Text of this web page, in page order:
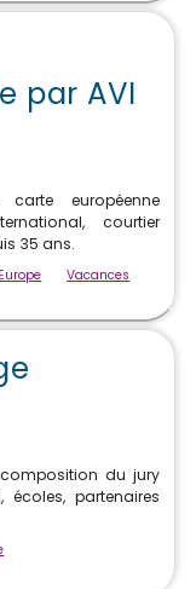
par AVI
européenne
courtier
35 ans.
Europe Vacances
du jury
partenaires